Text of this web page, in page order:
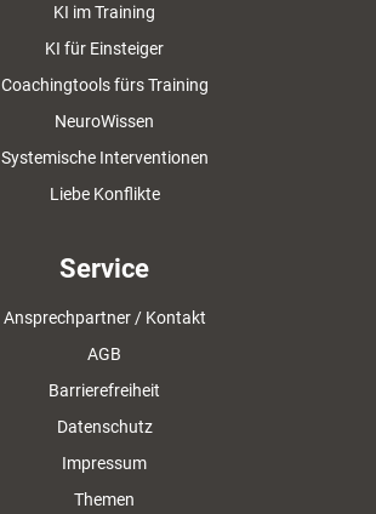
KI im Training
KI für Einsteiger
Coachingtools fürs Training
NeuroWissen
Systemische Interventionen
Liebe Konflikte
Service
Ansprechpartner / Kontakt
AGB
Barrierefreiheit
Datenschutz
Impressum
Themen